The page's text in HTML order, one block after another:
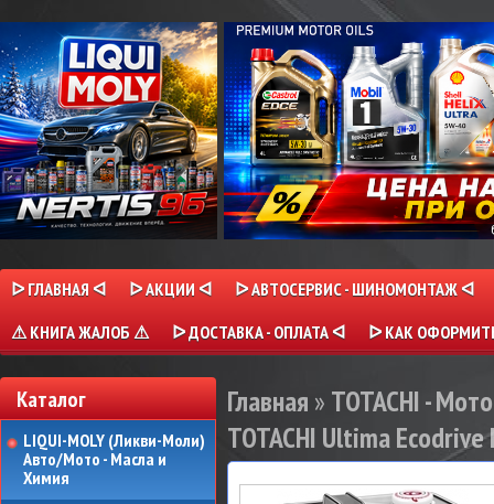
ᐅ ГЛАВНАЯ ᐊ ᐅ АКЦИИ ᐊ
ᐅ АВТОСЕРВИС - ШИНОМОНТАЖ ᐊ
⚠ КНИГА ЖАЛОБ ⚠
ᐅ ДОСТАВКА - ОПЛАТА ᐊ ᐅ КАК
Каталог
LIQUI-MOLY (Ликви-Моли)
Авто/Мото - Масла и
Химия
Главная » TOTACHI -
TOTACHI Ultima Ecodrive